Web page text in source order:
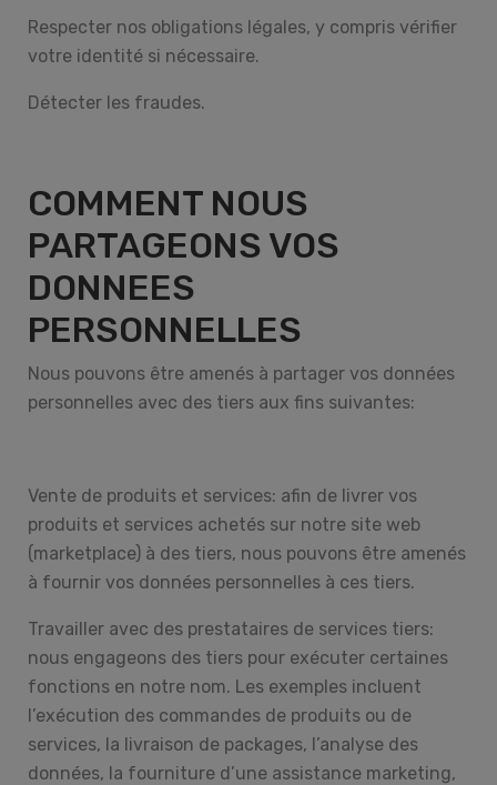
Respecter nos obligations légales, y compris vérifier
votre identité si nécessaire.
Détecter les fraudes.
COMMENT NOUS
PARTAGEONS VOS
DONNEES
PERSONNELLES
Nous pouvons être amenés à partager vos données
personnelles avec des tiers aux fins suivantes:
Vente de produits et services: afin de livrer vos
produits et services achetés sur notre site web
(marketplace) à des tiers, nous pouvons être amenés
à fournir vos données personnelles à ces tiers.
Travailler avec des prestataires de services tiers:
nous engageons des tiers pour exécuter certaines
fonctions en notre nom. Les exemples incluent
l’exécution des commandes de produits ou de
services, la livraison de packages, l’analyse des
données, la fourniture d’une assistance marketing,
INSCRIVEZ-VOUS À LA
NEWSLETTER
Recevez des offres électroniques, des offres
spéciales et des produits exclusifs